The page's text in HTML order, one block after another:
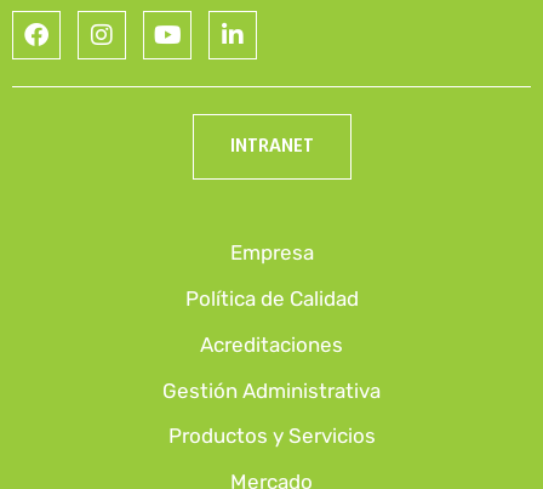
INTRANET
Empresa
Política de Calidad
Acreditaciones
Gestión Administrativa
Productos y Servicios
Mercado